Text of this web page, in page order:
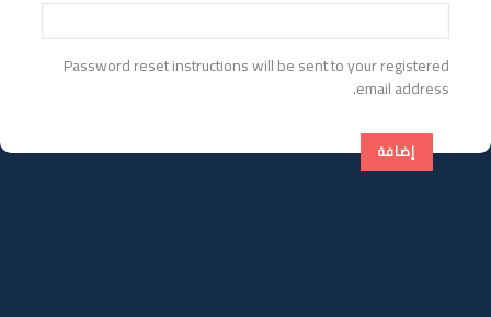
Password reset instructions will be sent to your registered
email address.